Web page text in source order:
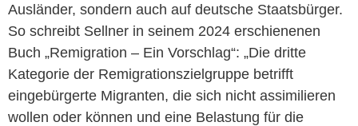
Ausländer, sondern auch auf deutsche Staatsbürger.
So schreibt Sellner in seinem 2024 erschienenen
Buch „Remigration – Ein Vorschlag“: „Die dritte
Kategorie der Remigrationszielgruppe betrifft
eingebürgerte Migranten, die sich nicht assimilieren
wollen oder können und eine Belastung für die